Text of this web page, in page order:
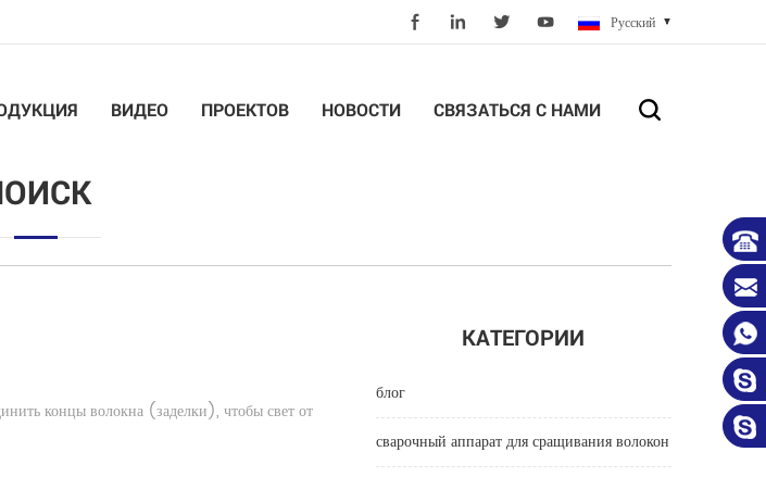
Русский
ВИДЕО ПРОЕКТОВ НОВОСТИ СВЯЗАТЬСЯ С НАМИ
КАТЕГОРИИ
блог
сварочный аппарат для сращивания волокон
концы волокна (заделки), чтобы свет от